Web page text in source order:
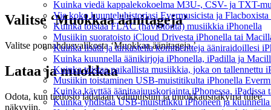
Kuinka viedä kappalekokoelma M3U-, CSV- ja TXT-
Vie koko kuunteluhistoriasi Evermusicista ja
Kuinka toistaa FLAC (häviötöntä) musiikkia iPhonella
Musiikin suoratoisto iCloud Drivesta iPhonella tai
Kuinka lisätä ja tarkastella kommentteja ääniraidoillesi
Kuinka kuunnella äänikirjoja iPhonella, iPadilla ja
Kuinka toistaa paikallista musiikkia, joka on tallennettu
Musiikin toistaminen USB-muistitikulta iPhonella
Kuinka käyttää äänitaajuuskorjainta iPhonessa,
Kuinka yhdistää USB-muistitikku iPhoneen ja
Valitse ‘Muokkaa äänitageja’
Valitse ponnahdusvalikosta ‘Muokkaa äänitageja.’
Lataa ja muokkaa
Odota, kun tiedosto ladataan välimuistiin ja muokkausnäkymä tulee
näkyviin.